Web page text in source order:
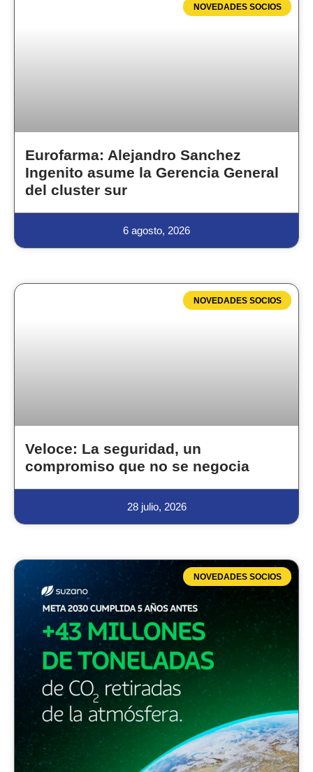
NOVEDADES SOCIOS
Eurofarma: Alejandro Sanchez
Ingenito asume la Gerencia General
del cluster sur
6 agosto, 2026
NOVEDADES SOCIOS
Veloce: La seguridad, un
compromiso que no se negocia
28 julio, 2026
NOVEDADES SOCIOS